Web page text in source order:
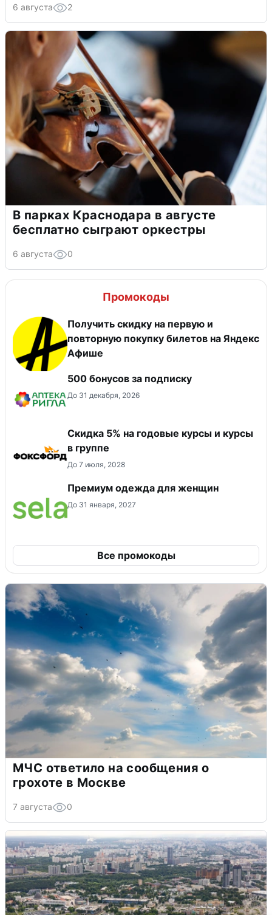
6 августа 2
В парках Краснодара в августе
бесплатно сыграют оркестры
6 августа 0
Промокоды
Получить скидку на первую и
повторную покупку билетов на Яндекс
Афише
500 бонусов за подписку
До 31 декабря, 2026
Скидка 5% на годовые курсы и курсы
в группе
До 7 июля, 2028
Премиум одежда для женщин
До 31 января, 2027
Все промокоды
МЧС ответило на сообщения о
грохоте в Москве
7 августа 0